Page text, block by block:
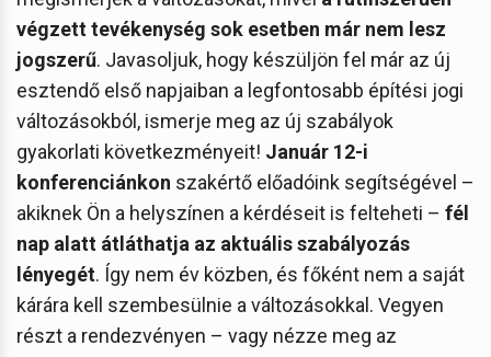
végzett tevékenység sok esetben már nem lesz
jogszerű. Javasoljuk, hogy készüljön fel már az új
esztendő első napjaiban a legfontosabb építési jogi
változásokból, ismerje meg az új szabályok
gyakorlati következményeit! Január 12-i
konferenciánkon szakértő előadóink segítségével –
akiknek Ön a helyszínen a kérdéseit is felteheti – fél
nap alatt átláthatja az aktuális szabályozás
lényegét. Így nem év közben, és főként nem a saját
kárára kell szembesülnie a változásokkal. Vegyen
részt a rendezvényen – vagy nézze meg az